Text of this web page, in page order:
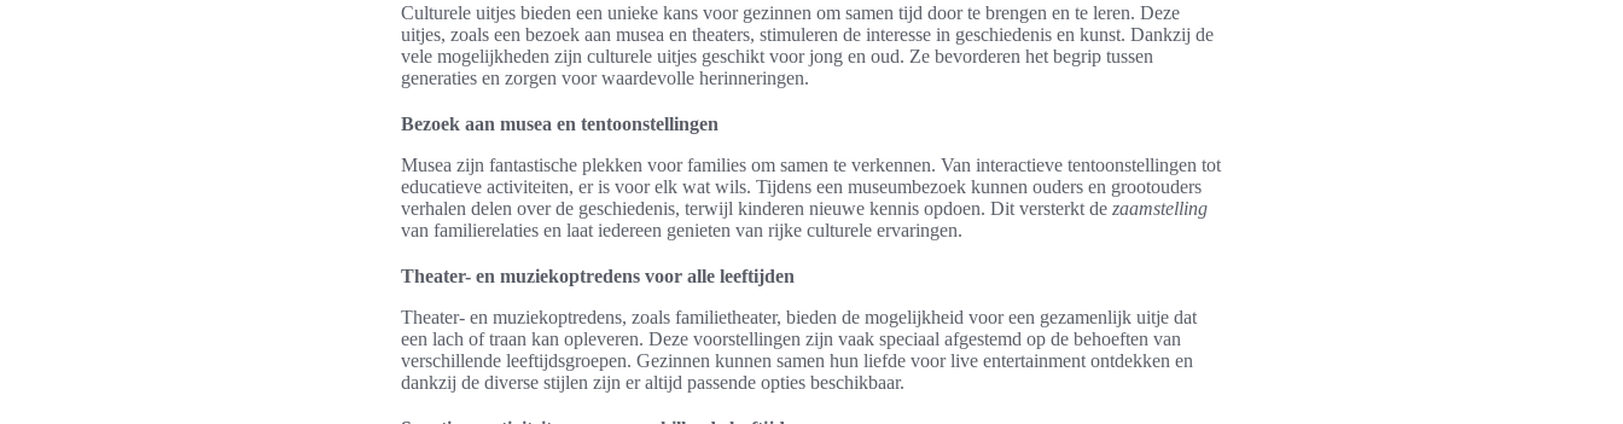
Culturele uitjes bieden een unieke kans voor gezinnen om samen tijd door te brengen en te leren. Deze
uitjes, zoals een bezoek aan musea en theaters, stimuleren de interesse in geschiedenis en kunst. Dankzij de
vele mogelijkheden zijn culturele uitjes geschikt voor jong en oud. Ze bevorderen het begrip tussen
generaties en zorgen voor waardevolle herinneringen.
Bezoek aan musea en tentoonstellingen
Musea zijn fantastische plekken voor families om samen te verkennen. Van interactieve tentoonstellingen tot
educatieve activiteiten, er is voor elk wat wils. Tijdens een museumbezoek kunnen ouders en grootouders
verhalen delen over de geschiedenis, terwijl kinderen nieuwe kennis opdoen. Dit versterkt de zaamstelling
van familierelaties en laat iedereen genieten van rijke culturele ervaringen.
Theater- en muziekoptredens voor alle leeftijden
Theater- en muziekoptredens, zoals familietheater, bieden de mogelijkheid voor een gezamenlijk uitje dat
een lach of traan kan opleveren. Deze voorstellingen zijn vaak speciaal afgestemd op de behoeften van
verschillende leeftijdsgroepen. Gezinnen kunnen samen hun liefde voor live entertainment ontdekken en
dankzij de diverse stijlen zijn er altijd passende opties beschikbaar.